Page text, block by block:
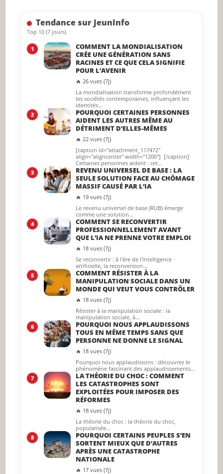
Tendance sur JeunInfo
Top 10 (7 jours)
1
COMMENT LA MONDIALISATION
CRÉE UNE GÉNÉRATION SANS
RACINES ET CE QUE CELA SIGNIFIE
POUR L’AVENIR
🔥 26 vues (7j)
La mondialisation transforme profondément
les sociétés contemporaines, influençant les
identités…
2
POURQUOI CERTAINES PERSONNES
AIDENT LES AUTRES MÊME AU
DÉTRIMENT D’ELLES-MÊMES
🔥 22 vues (7j)
[caption id="attachment_117472"
align="aligncenter" width="1200"] [/caption]
Certaines personnes aident : cet…
3
REVENU UNIVERSEL DE BASE : LA
SEULE SOLUTION FACE AU CHÔMAGE
MASSIF CAUSÉ PAR L’IA
🔥 19 vues (7j)
Le revenu universel de base (RUB) émerge
comme une solution…
4
COMMENT SE RECONVERTIR
PROFESSIONNELLEMENT AVANT
QUE L’IA NE PRENNE VOTRE EMPLOI
🔥 18 vues (7j)
Se reconvertir : à l'ère de l'intelligence
artificielle, la reconversion…
5
COMMENT RÉSISTER À LA
MANIPULATION SOCIALE DANS UN
MONDE QUI VEUT VOUS CONTRÔLER
🔥 18 vues (7j)
Résister à la manipulation sociale : la
manipulation sociale, à…
6
POURQUOI NOUS APPLAUDISSONS
TOUS EN MÊME TEMPS SANS QUE
PERSONNE NE DONNE LE SIGNAL
🔥 18 vues (7j)
Pourquoi nous applaudissons : découvrez le
phénomène fascinant des applaudissements…
7
LA THÉORIE DU CHOC : COMMENT
LES CATASTROPHES SONT
EXPLOITÉES POUR IMPOSER DES
RÉFORMES
🔥 18 vues (7j)
La théorie du choc : la théorie du choc,
popularisée…
8
POURQUOI CERTAINS PEUPLES S’EN
SORTENT MIEUX QUE D’AUTRES
APRÈS UNE CATASTROPHE
NATIONALE
🔥 17 vues (7j)